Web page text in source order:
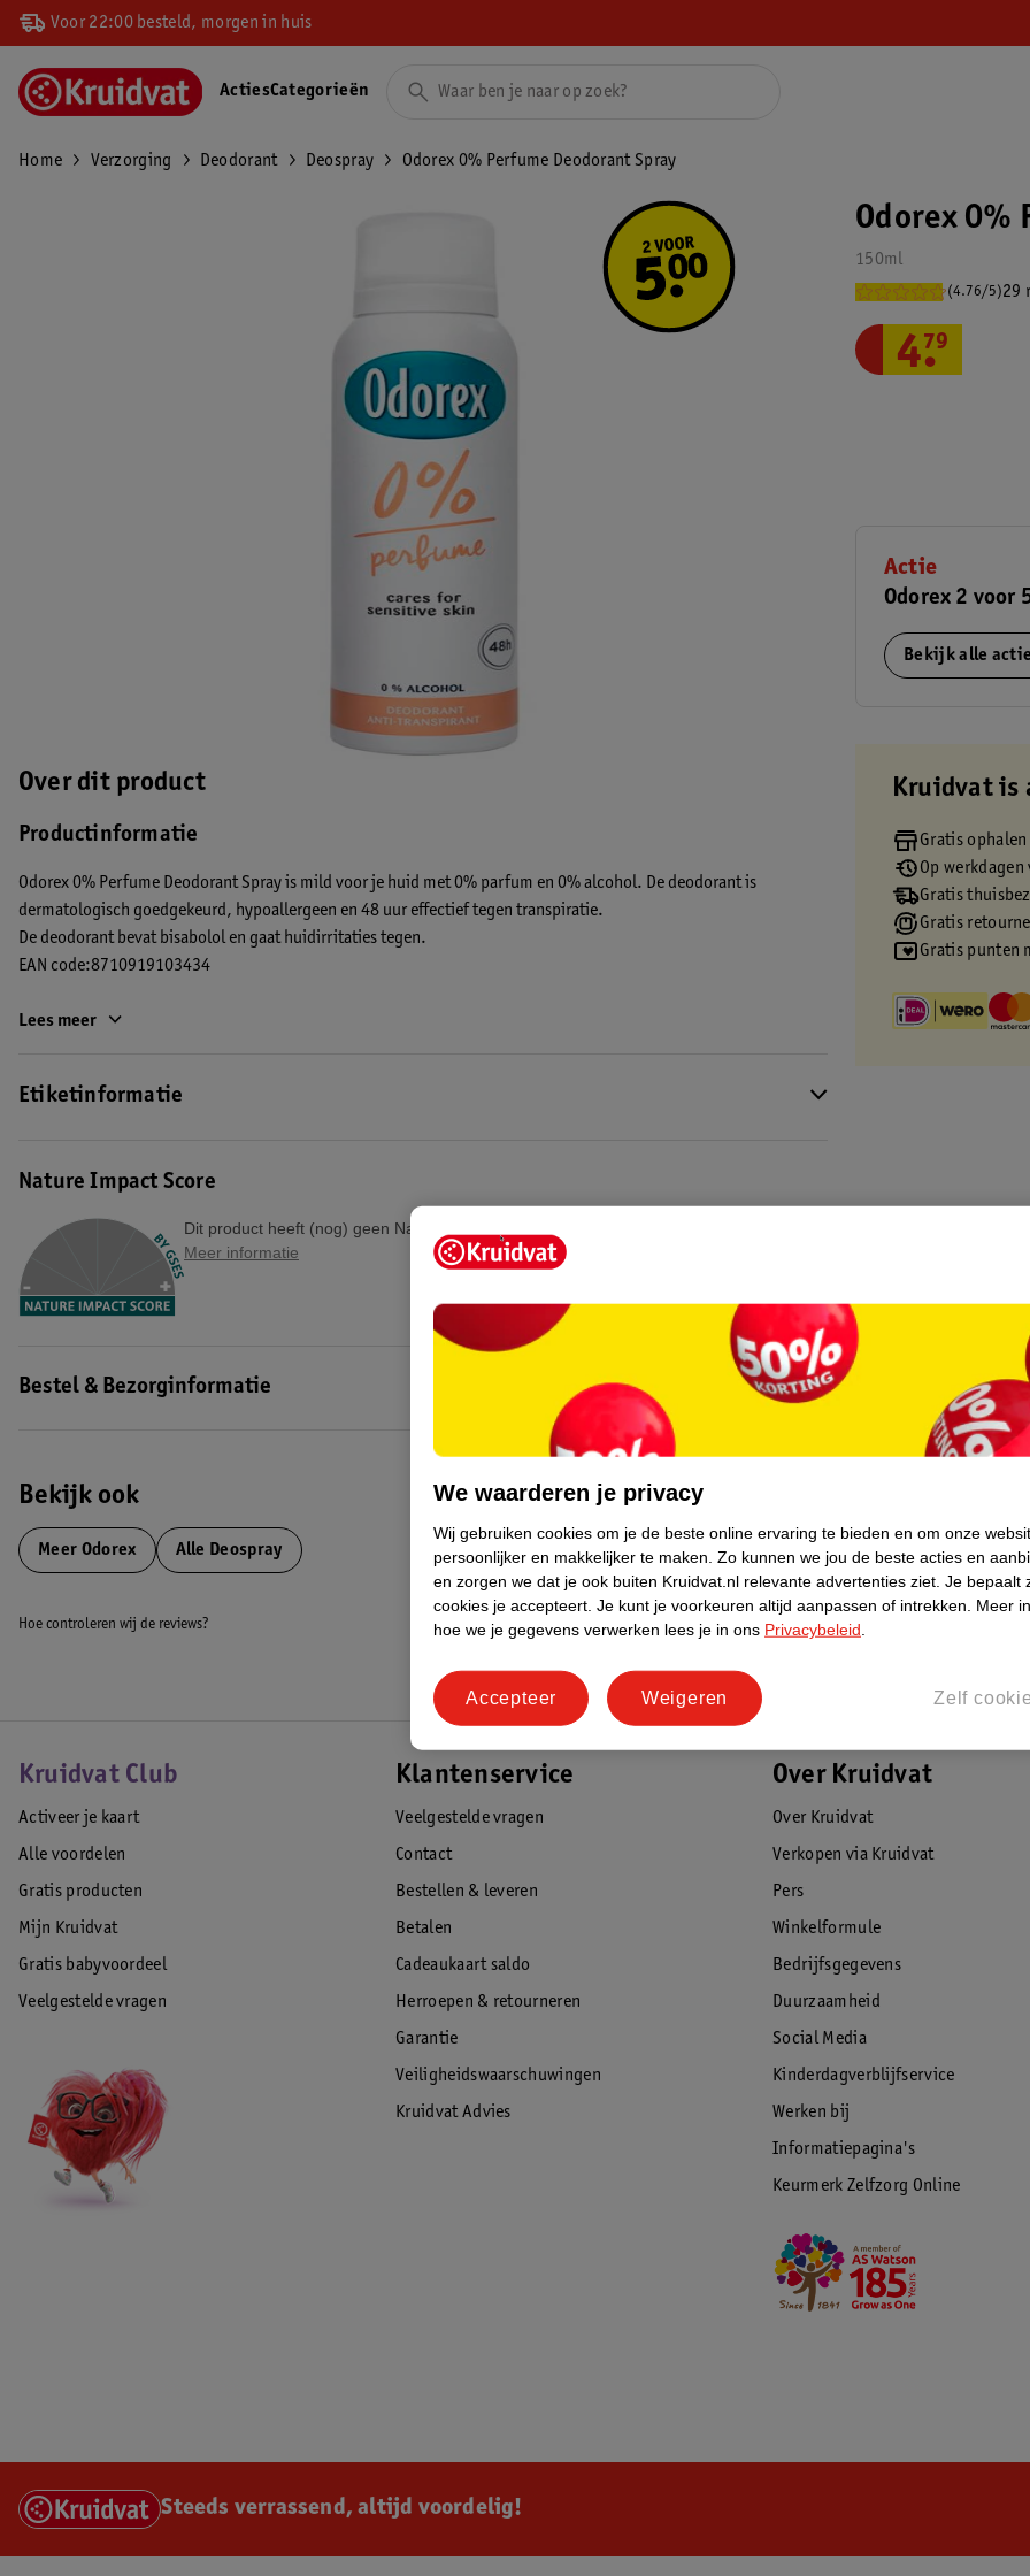
Voor 22:00 besteld, morgen in huis
ActiesCategorieën
Home Verzorging Deodorant Deospray Odorex 0% Perfume Deodorant Spray
Over dit product
Productinformatie
Odorex 0% Perfume Deodorant Spray is mild voor je huid met 0% parfum en 0% alcohol. De deodorant is
dermatologisch goedgekeurd, hypoallergeen en 48 uur effectief tegen transpiratie.
De deodorant bevat bisabolol en gaat huidirritaties tegen.
EAN code:8710919103434
Lees meer
Etiketinformatie
Nature Impact Score
Dit product heeft (nog) geen Nature Impact Score.
Meer informatie
Bestel & Bezorginformatie
Bekijk ook
Meer Odorex Alle Deospray
Odorex 0%
150ml
(4.76/5)29
4.
79
Actie
Odorex 2 voor
Bekijk alle
Kruidvat is
Gratis
Op
Gratis
Gratis
Gratis punten
Hoe controleren wij de reviews?
Kruidvat Club
Activeer je kaart
Alle voordelen
Gratis producten
Mijn Kruidvat
Gratis babyvoordeel
Veelgestelde vragen
Klantenservice
Veelgestelde vragen
Contact
Bestellen & leveren
Betalen
Cadeaukaart saldo
Herroepen & retourneren
Garantie
Veiligheidswaarschuwingen
Kruidvat Advies
Over Kruidvat
Over Kruidvat
Verkopen via Kruidvat
Pers
Winkelformule
Bedrijfsgegevens
Duurzaamheid
Social Media
Kinderdagverblijfservice
Werken bij
Informatiepagina's
Keurmerk Zelfzorg Online
Steeds verrassend, altijd voordelig!
We waarderen je privacy
Wij gebruiken cookies om je de beste online ervaring te bieden en om onze
persoonlijker en makkelijker te maken. Zo kunnen we jou de beste acties en
en zorgen we dat je ook buiten Kruidvat.nl relevante advertenties ziet. Je bepaalt
cookies je accepteert. Je kunt je voorkeuren altijd aanpassen of intrekken.
Meer
hoe we je gegevens verwerken lees je in ons Privacybeleid
Zelf
Weigeren
Accepteer